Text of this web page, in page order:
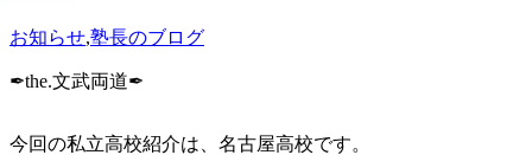
お知らせ,塾長のブログ
✒︎the.文武両道✒︎
今回の私立高校紹介は、名古屋高校です。